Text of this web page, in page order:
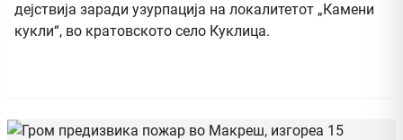
дејствија заради узурпација на локалитетот „Камени
кукли“, во кратовското село Куклица.